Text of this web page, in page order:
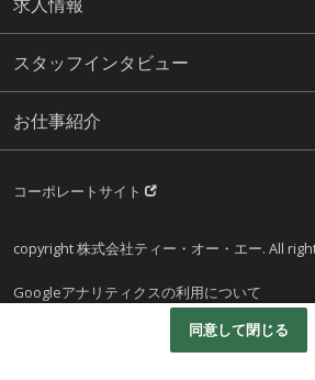
スタッフインタビュー
お仕事紹介
コーポレートサイト
copyright 株式会社ティー・オー・エー. All
Googleアナリティクスの利用について
同意して閉じる